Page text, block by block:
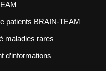
patients BRAIN-TEAM
maladies rares
d’informations